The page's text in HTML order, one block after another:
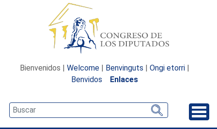
Bienvenidos | Welcome | Benvinguts | Ongi etorri |
Benvidos
Enlaces